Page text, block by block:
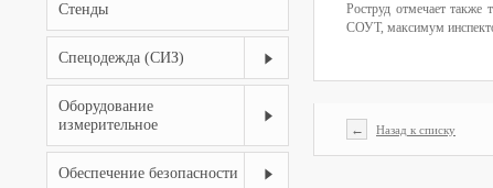
Стенды
Спецодежда (СИЗ)
Оборудование
измерительное
Обеспечение безопасности
Роструд отмечает также
СОУТ, максимум
← Назад к списку